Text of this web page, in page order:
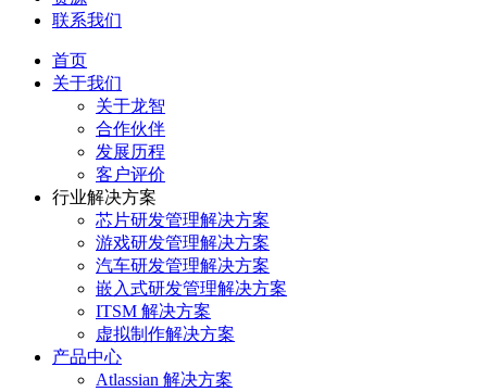
联系我们
首页
关于我们
关于龙智
合作伙伴
发展历程
客户评价
行业解决方案
芯片研发管理解决方案
游戏研发管理解决方案
汽车研发管理解决方案
嵌入式研发管理解决方案
ITSM 解决方案
虚拟制作解决方案
产品中心
Atlassian 解决方案